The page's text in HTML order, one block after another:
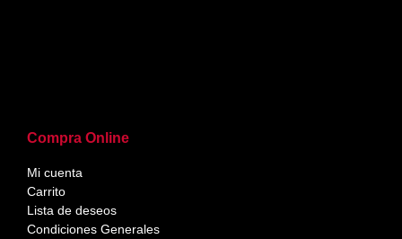
Compra Online
Mi cuenta
Carrito
Lista de deseos
Condiciones Generales